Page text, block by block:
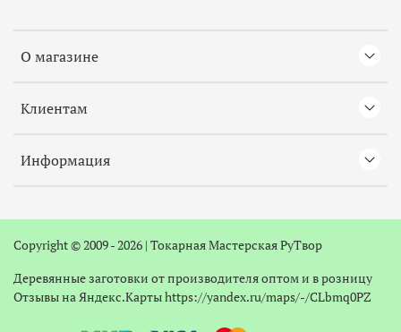
О магазине
Клиентам
Информация
Copyright © 2009 - 2026 | ТокарнаяМастерская РуТвор
Деревянные заготовки от производителя оптом и в розницу
Отзывы на Яндекс.Картыhttps://yandex.ru/maps/-/CLbmq0PZ